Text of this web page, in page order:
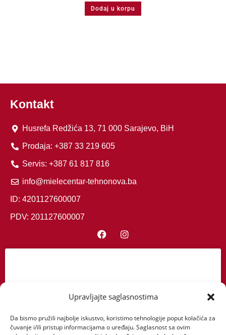
Upravljajte saglasnostima
Da bismo pružili najbolje iskustvo, koristimo tehnologije poput kolačića za
čuvanje i/ili pristup informacijama o uređaju. Saglasnost sa ovim
Dodaj u korpu
kolačiće i omogućili ovaj sadržaj
Kontakt
Husrefa Redžića 13, 71 000 Sarajevo, BiH
Prodaja: +387 33 219 605
Servis: +387 61 817 816
info@mielecentar-tehnonova.ba
ID: 4201127600007
PDV: 201127600007